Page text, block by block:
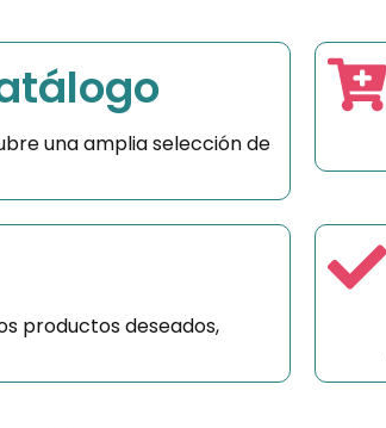
una amplia selección de
productos deseados,